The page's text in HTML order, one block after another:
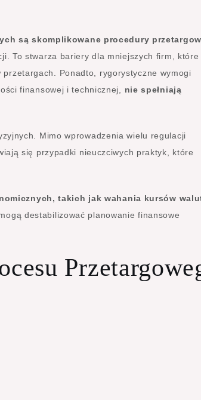
są skomplikowane procedury
To stwarza bariery dla mniejszych firm, które
Ponadto, rygorystyczne wymogi
finansowej i technicznej, nie spełniają
Mimo wprowadzenia wielu regulacji
się przypadki nieuczciwych praktyk, które
takich jak wahania kursów
destabilizować planowanie finansowe